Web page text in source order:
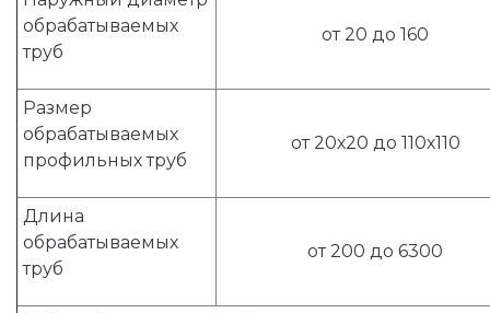
обрабатываемых
труб
от 20 до 160
Размер
обрабатываемых
профильных труб
от 20х20 до 110х110
Длина
обрабатываемых
труб
от 200 до 6300